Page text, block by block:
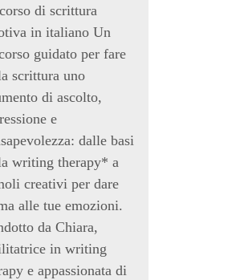
di scrittura
in italiano Un
guidato per fare
scrittura uno
di ascolto,
e
dalle basi
writing therapy* a
creativi per dare
alle tue emozioni.
da Chiara,
in writing
e appassionata di